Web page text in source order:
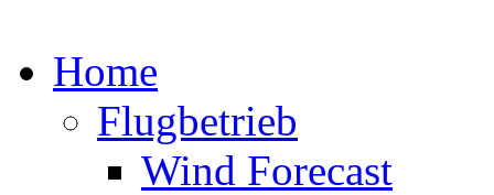
Home
Flugbetrieb
Wind Forecast